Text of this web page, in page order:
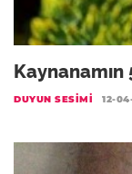
Kaynanamın
DUYUN SESIMI 12-